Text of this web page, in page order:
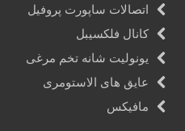
اتصالات ساپورت پروفیل
کانال فلکسیبل
یونولیت شانه تخم مرغی
عایق های الاستومری
مافیکس